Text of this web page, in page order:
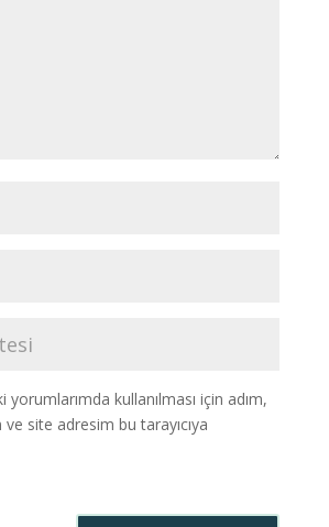
yorumlarımda kullanılması için adım,
site adresim bu tarayıcıya